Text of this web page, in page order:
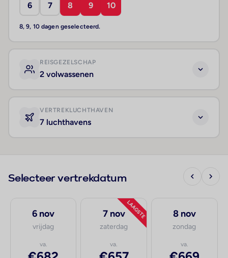
6 7 8 9 10
8, 9, 10 dagen geselecteerd.
REISGEZELSCHAP
2 volwassenen
VERTREKLUCHTHAVEN
7 luchthavens
Selecteer vertrekdatum
6 nov
vrijdag
va.
LAAGSTE
7 nov
zaterdag
va.
8 nov
zondag
va.